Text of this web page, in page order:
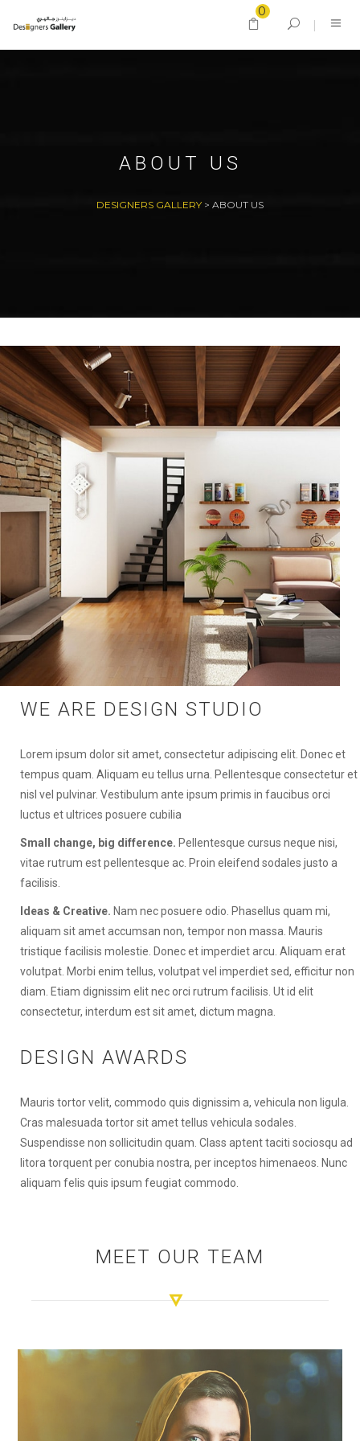
0
ABOUT US
DESIGNERS GALLERY > ABOUT US
WE ARE DESIGN STUDIO
Lorem ipsum dolor sit amet, consectetur adipiscing elit. Donec et
tempus quam. Aliquam eu tellus urna. Pellentesque consectetur et
nisl vel pulvinar. Vestibulum ante ipsum primis in faucibus orci
luctus et ultrices posuere cubilia
Small change, big difference. Pellentesque cursus neque nisi,
vitae rutrum est pellentesque ac. Proin eleifend sodales justo a
facilisis.
Ideas & Creative. Nam nec posuere odio. Phasellus quam mi,
aliquam sit amet accumsan non, tempor non massa. Mauris
tristique facilisis molestie. Donec et imperdiet arcu. Aliquam erat
volutpat. Morbi enim tellus, volutpat vel imperdiet sed, efficitur non
diam. Etiam dignissim elit nec orci rutrum facilisis. Ut id elit
consectetur, interdum est sit amet, dictum magna.
DESIGN AWARDS
Mauris tortor velit, commodo quis dignissim a, vehicula non ligula.
Cras malesuada tortor sit amet tellus vehicula sodales.
Suspendisse non sollicitudin quam. Class aptent taciti sociosqu ad
litora torquent per conubia nostra, per inceptos himenaeos. Nunc
aliquam felis quis ipsum feugiat commodo.
MEET OUR TEAM